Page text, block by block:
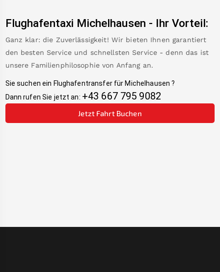
Flughafentaxi Michelhausen - Ihr Vorteil:
Ganz klar: die Zuverlässigkeit! Wir bieten Ihnen garantiert
den besten Service und schnellsten Service - denn das ist
unsere Familienphilosophie von Anfang an.
Sie suchen ein Flughafentransfer für Michelhausen ?
Dann rufen Sie jetzt an: +43 667 795 9082
Jetzt Fahrt Buchen